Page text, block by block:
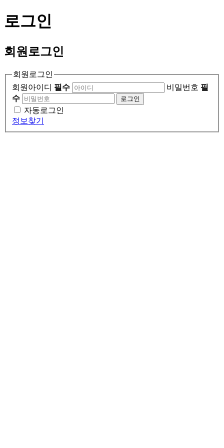
로그인
회원 로그인
회원로그인
회원아이디 필수 비밀번호 필
수
로그인
자동로그인
정보찾기